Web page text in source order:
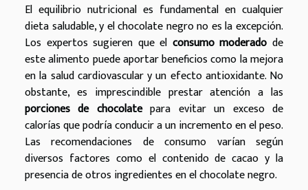
El equilibrio nutricional es fundamental en cualquier
dieta saludable, y el chocolate negro no es la excepción.
Los expertos sugieren que el consumo moderado de
este alimento puede aportar beneficios como la mejora
en la salud cardiovascular y un efecto antioxidante. No
obstante, es imprescindible prestar atención a las
porciones de chocolatepara evitar un exceso de
calorías que podría conducir a un incremento en el peso.
Las recomendaciones de consumo varían según
diversos factores como el contenido de cacao y la
presencia de otros ingredientes en el chocolate negro.